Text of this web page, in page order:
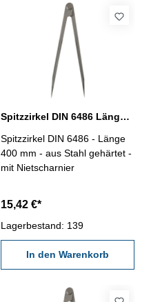
Spitzzirkel DIN 6486 Länge 400 mm
Spitzzirkel DIN 6486 - Länge
400 mm - aus Stahl gehärtet -
mit Nietscharnier
15,42 €*
Lagerbestand: 139
In den Warenkorb